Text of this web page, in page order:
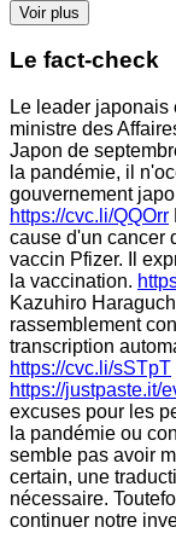
Voir plus
Le fact-check
Le leader
ministre des
Japon de
la pandémie, il
gouvernement
https://cvc.li/QQOrr
cause d'un cancer
vaccin Pfizer. Il
la vaccination.
Kazuhiro
rassemblement
transcription
https://cvc.li/sSTpT
https://justpaste.it/
excuses pour les
la pandémie ou
semble pas avoir
certain, une
nécessaire.
continuer notre